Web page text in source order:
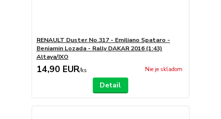
RENAULT Duster No.317 - Emiliano Spataro -
Beniamin Lozada - Rally DAKAR 2016 (1:43)
Altaya/IXO
14,90 EUR/ks Nie je skladom
Detail